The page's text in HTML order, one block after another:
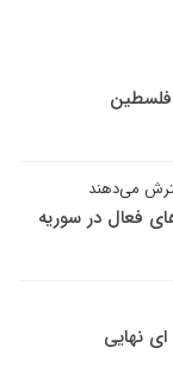
فلسطین
می‌دهند
فعال در سوریه